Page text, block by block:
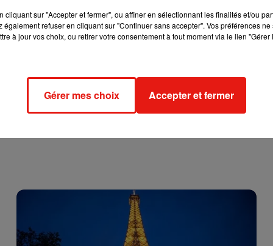
», assure la DGFiP dans Le Parisien.
2 millions de paiements seront faits chaque année chez les
à toute la France d’ici l’été.
cliquant sur "Accepter et fermer", ou affiner en sélectionnant les finalités et/ou
également refuser en cliquant sur "Continuer sans accepter". Vos préférences
à jour vos choix, ou retirer votre consentement à tout moment via le lien
Gérer mes choix Accepter et fermer